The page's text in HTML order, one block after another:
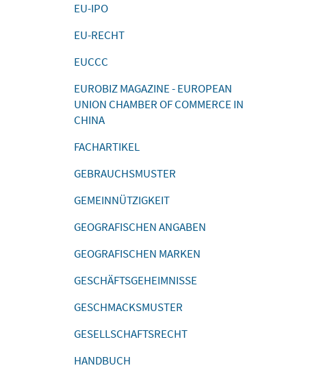
EU-IPO
EU-RECHT
EUCCC
EUROBIZ MAGAZINE - EUROPEAN
UNION CHAMBER OF COMMERCE IN
CHINA
FACHARTIKEL
GEBRAUCHSMUSTER
GEMEINNÜTZIGKEIT
GEOGRAFISCHEN ANGABEN
GEOGRAFISCHEN MARKEN
GESCHÄFTSGEHEIMNISSE
GESCHMACKSMUSTER
GESELLSCHAFTSRECHT
HANDBUCH